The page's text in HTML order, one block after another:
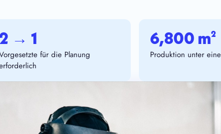
2 → 1
für die Planung
6,800 m²
Produktion unter